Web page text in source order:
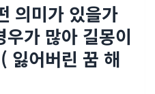
의미가 있을가
가 많아 길몽이
잃어버린 꿈 해